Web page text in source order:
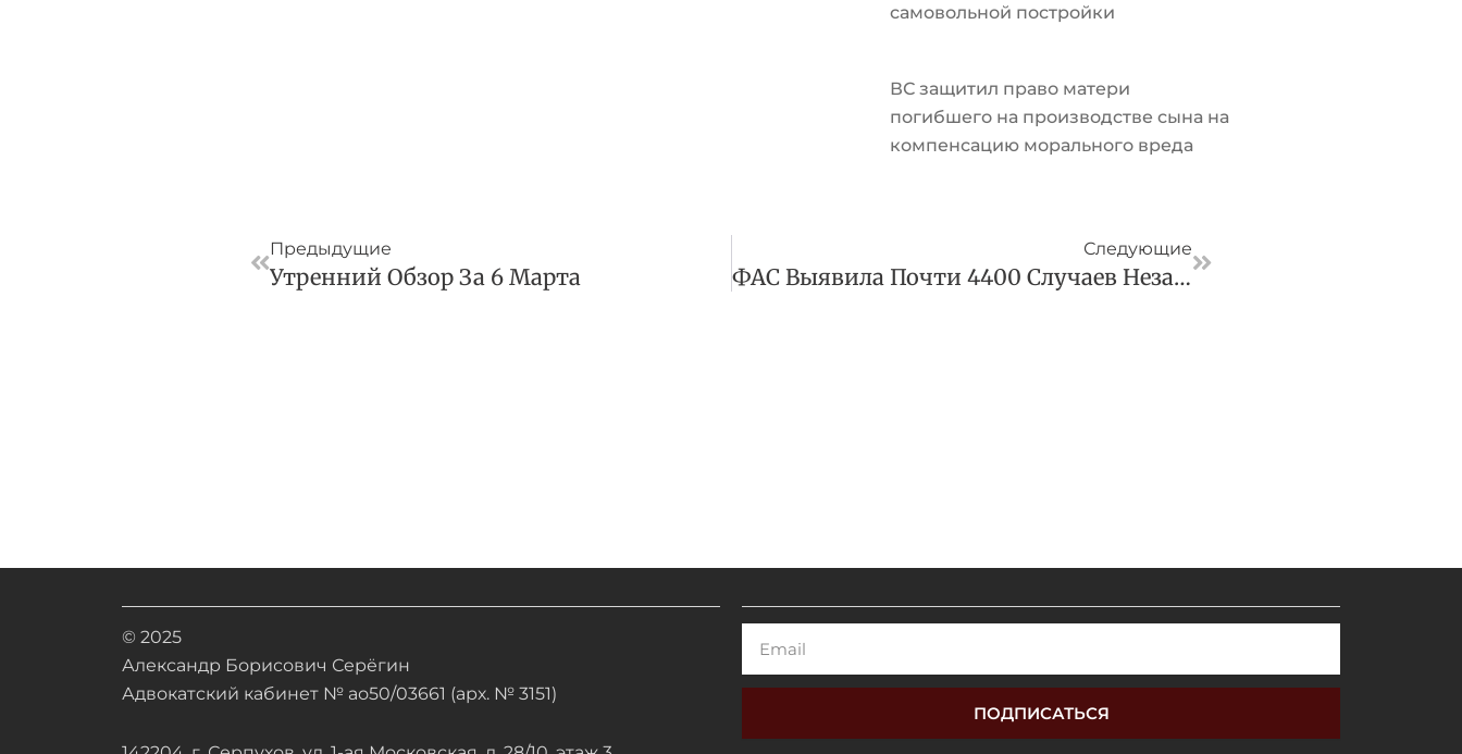
самовольной постройки
ВС защитил право матери
погибшего на производстве сына на
компенсацию морального вреда
Предыдущие
Утренний Обзор За 6 Марта
Следующие
ФАС Выявила Почти 4400 Случаев Незаконной Рекламы В 2023-М
© 2025
Александр Борисович Серёгин
Адвокатский кабинет № ао50/03661 (арх. № 3151)
ПОДПИСАТЬСЯ